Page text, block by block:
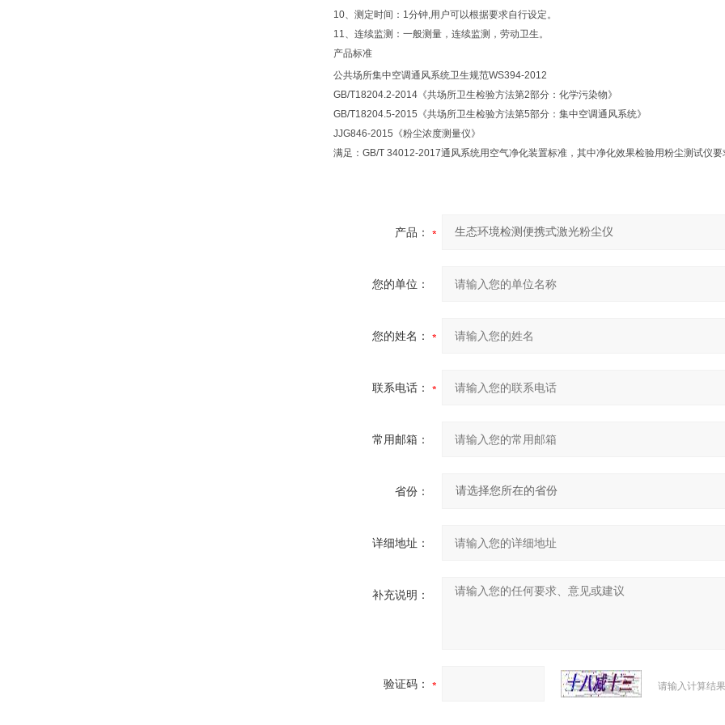
10、测定时间：1分钟,用户可以根据要求自行设定。
11、连续监测：一般测量，连续监测，劳动卫生。
产品标准
公共场所集中空调通风系统卫生规范WS394-2012
GB/T18204.2-2014《共场所卫生检验方法第2部分：化学污染物》
GB/T18204.5-2015《共场所卫生检验方法第5部分：集中空调通风系统》
JJG846-2015《粉尘浓度测量仪》
满足：GB/T 34012-2017通风系统用空气净化装置标准，其中净化效果检验用粉尘测试仪要
产品：
您的单位：
您的姓名：
联系电话：
常用邮箱：
省份：
详细地址：
补充说明：
验证码： 请输入计算结